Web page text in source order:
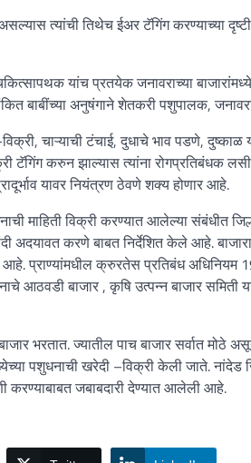
त्यांची तिथेच ईअर टॅगिंग करण्याच्या
यांच प्रतयेक जनावराच्या
बाबींच्या अनुषंगाने शेतकरी पशुपालक,
चाऱ्याची टंचाई, दुधाचे भाव पडणे,
टॅगिंग करुन झाल्यास त्यांना रोगप्रतिबंधक
यावर नियंत्रण ठेवणे शक्य होणार आहे.
माहिती विक्री करण्यात आलेल्या संबंधीत
अदयावत करणे बाबत निर्देशित केले आहे.
प्राण्यांमधील क्रुरतेस प्रतिबंध अधिनियम
आठवडी बाजार , कृषि उत्पन्न बाजार
भरतात. ज्यातील पाच बाजार सर्वात
पशुधनाची खरेदी –विक्री केली जाते. नांदेड
करण्याबाबत जबाबदारी देण्यात आलेली आहे.